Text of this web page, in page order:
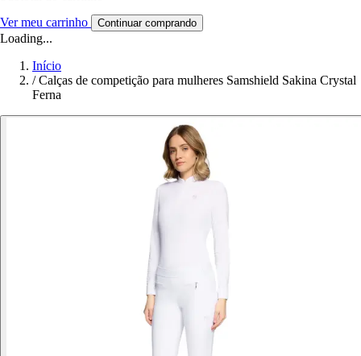
Ver meu carrinho Continuar comprando
Loading...
Início
/ Calças de competição para mulheres Samshield Sakina Crystal
Ferna